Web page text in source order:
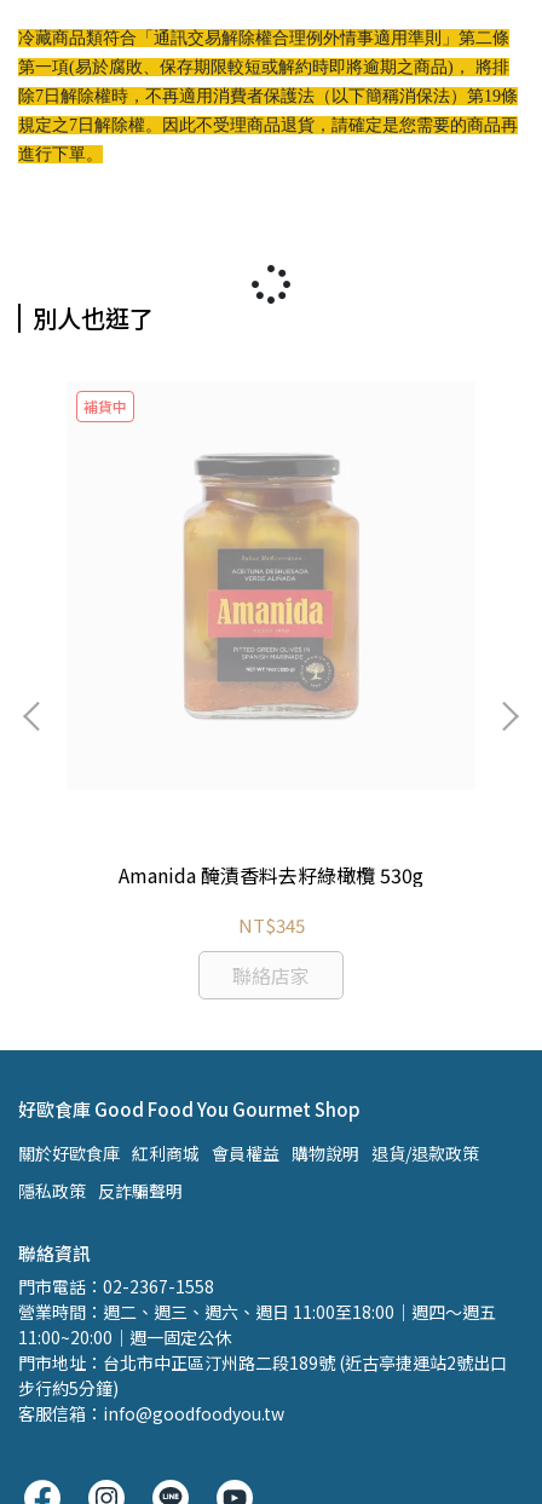
冷藏商品類符合「通訊交易解除權合理例外情事適用準則」第二條
第一項(易於腐敗、保存期限較短或解約時即將逾期之商品)， 將排
除7日解除權時，不再適用消費者保護法（以下簡稱消保法）第19條
規定之7日解除權。因此不受理商品退貨，請確定是您需要的商品再
進行下單。
別人也逛了
補貨中
Amanida 醃漬香料去籽綠橄欖 530g
NT$345
聯絡店家
好歐食庫 Good Food You Gourmet Shop
關於好歐食庫 紅利商城 會員權益 購物說明 退貨/退款政策
隱私政策 反詐騙聲明
聯絡資訊
門市電話：02-2367-1558
營業時間：週二、週三、週六、週日 11:00至18:00｜週四～週五
11:00~20:00｜週一固定公休
門市地址：台北市中正區汀州路二段189號 (近古亭捷運站2號出口
步行約5分鐘)
客服信箱：info@goodfoodyou.tw